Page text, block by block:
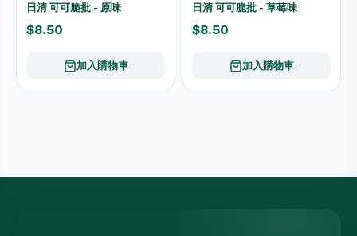
日清 可可脆批 - 原味
$8.50
加入購物車
日清 可可脆批 - 草莓味
$8.50
加入購物車